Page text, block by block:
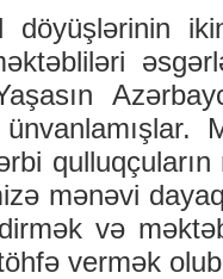
mənəvi
və
vermək